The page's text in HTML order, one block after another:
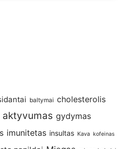
baltymai cholesterolis
aktyvumas gydymas
imunitetas insultas Kava kofeinas